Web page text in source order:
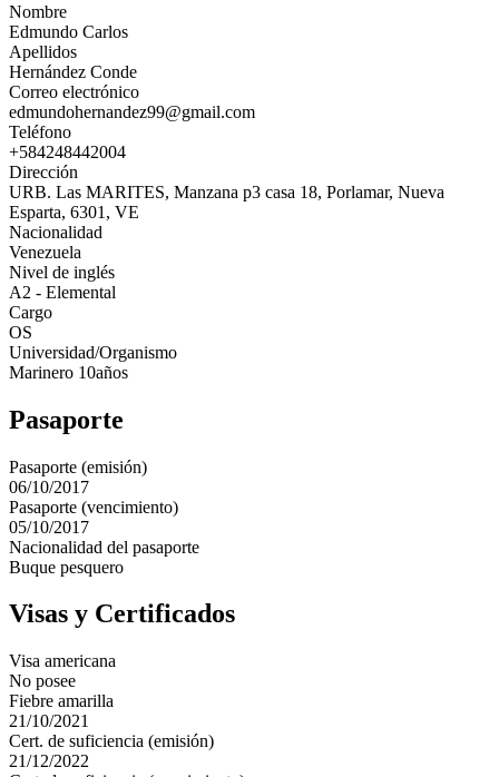
Nombre
Edmundo Carlos
Apellidos
Hernández Conde
Correo electrónico
edmundohernandez99@gmail.com
Teléfono
+584248442004
Dirección
URB. Las MARITES, Manzana p3 casa 18, Porlamar, Nueva
Esparta, 6301, VE
Nacionalidad
Venezuela
Nivel de inglés
A2 - Elemental
Cargo
OS
Universidad/Organismo
Marinero 10años
Pasaporte
Pasaporte (emisión)
06/10/2017
Pasaporte (vencimiento)
05/10/2017
Nacionalidad del pasaporte
Buque pesquero
Visas y Certificados
Visa americana
No posee
Fiebre amarilla
21/10/2021
Cert. de suficiencia (emisión)
21/12/2022